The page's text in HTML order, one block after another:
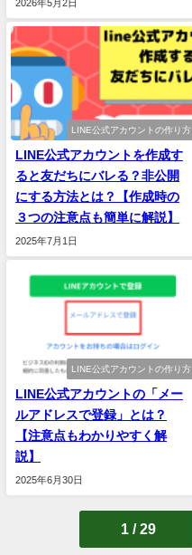
2026年5月2日
LINE公式アカウントの作り方
LINE公式アカウントを作成す
ると友だちにバレる？非公開
にする方法とは？【作成時の
３つの注意点も簡単に解説】
2025年7月1日
LINE公式アカウントの作り方
LINE公式アカウントの「メー
ルアドレスで登録」とは？
【注意点もわかりやすく解
説】
2025年6月30日
1 / 29